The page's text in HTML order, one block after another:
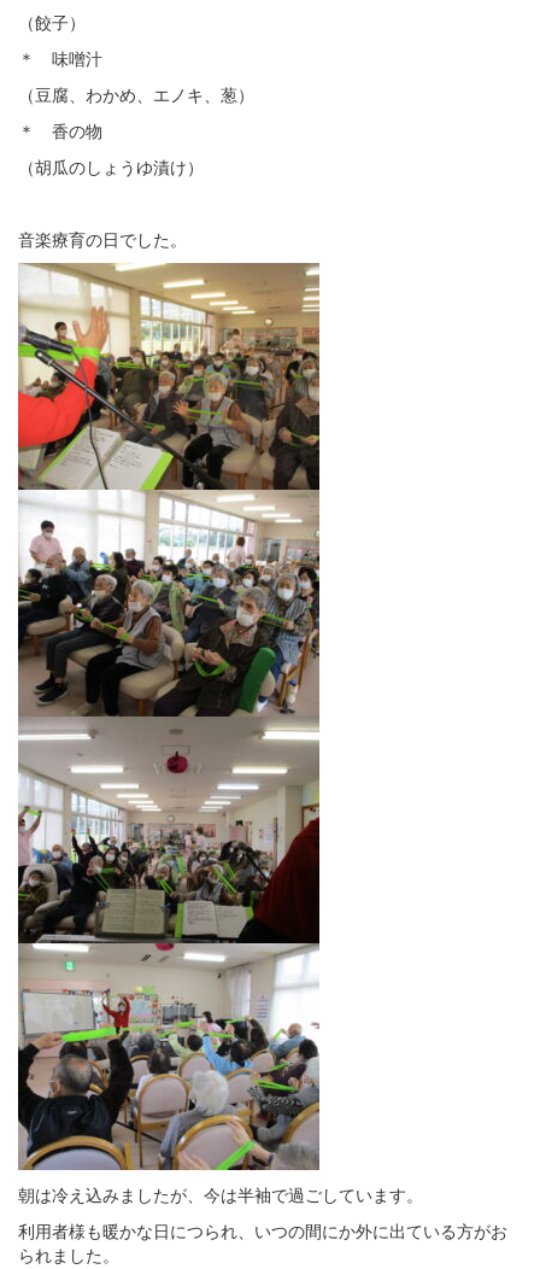
（餃子）
＊ 味噌汁
（豆腐、わかめ、エノキ、葱）
＊ 香の物
（胡瓜のしょうゆ漬け）
音楽療育の日でした。
朝は冷え込みましたが、今は半袖で過ごしています。
利用者様も暖かな日につられ、いつの間にか外に出ている方がお
られました。